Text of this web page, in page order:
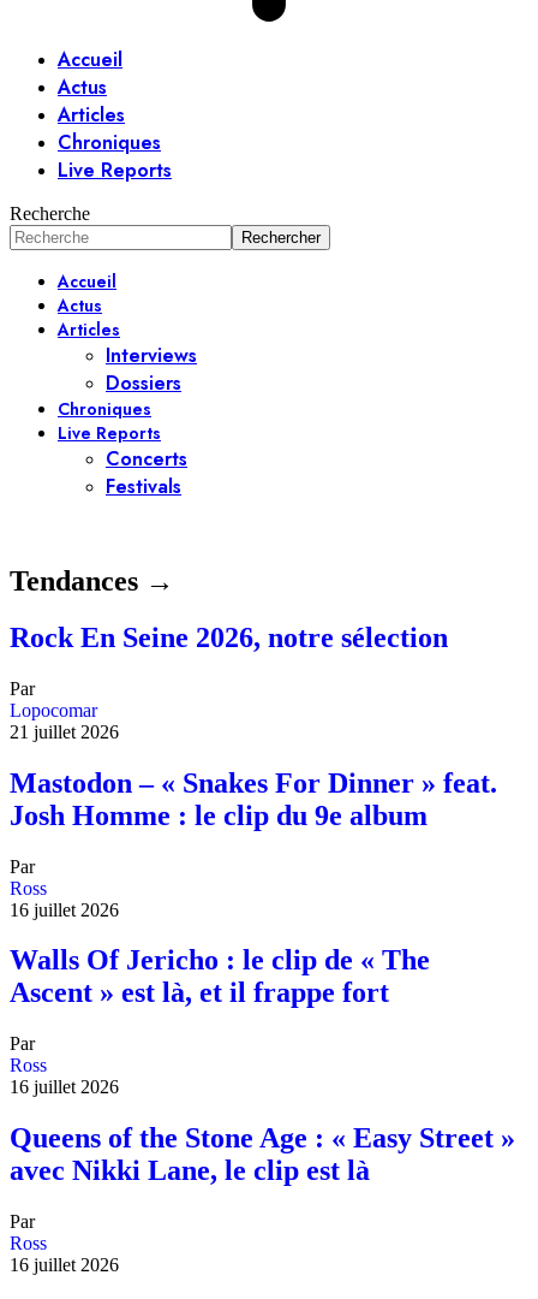
Accueil
Actus
Articles
Chroniques
Live Reports
Recherche
Accueil
Actus
Articles
Interviews
Dossiers
Chroniques
Live Reports
Concerts
Festivals
Tendances →
Rock En Seine 2026, notre sélection
Par
Lopocomar
21 juillet 2026
Mastodon – « Snakes For Dinner » feat.
Josh Homme : le clip du 9e album
Par
Ross
16 juillet 2026
Walls Of Jericho : le clip de « The
Ascent » est là, et il frappe fort
Par
Ross
16 juillet 2026
Queens of the Stone Age : « Easy Street »
avec Nikki Lane, le clip est là
Par
Ross
16 juillet 2026